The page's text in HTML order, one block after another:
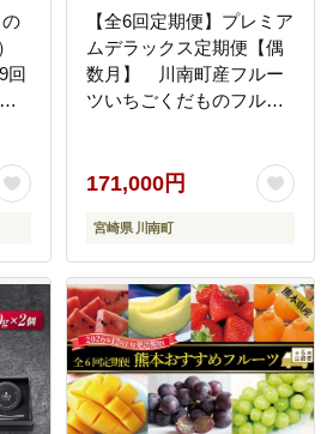
回
ん
【全6回定期便】プレミア
ムデラックス定期便【偶
数月】 川南町産フルー
ツいちごくだものフルー
果物シャインマスカット
フルーツメロン果物フル
ーツ[B11703t6]
171,000円
宮崎県 川南町